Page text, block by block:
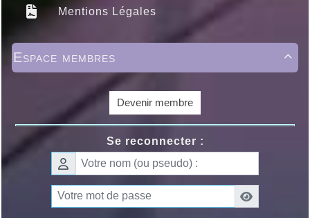
Mentions Légales

Espace membres
Devenir membre
Se reconnecter :